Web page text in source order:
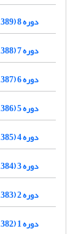
دوره 8 (1389)
دوره 7 (1388)
دوره 6 (1387)
دوره 5 (1386)
دوره 4 (1385)
دوره 3 (1384)
دوره 2 (1383)
دوره 1 (1382)